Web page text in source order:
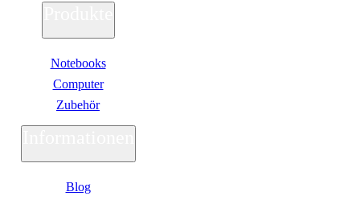
Notebooks
Computer
Zubehör
Blog